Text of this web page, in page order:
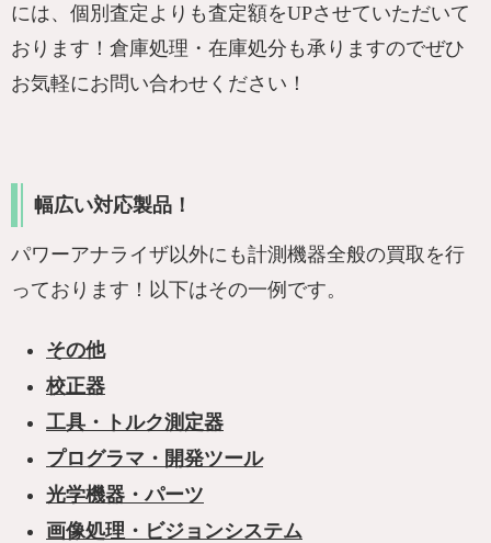
には、個別査定よりも査定額をUPさせていただいて
おります！倉庫処理・在庫処分も承りますのでぜひ
お気軽にお問い合わせください！
幅広い対応製品！
パワーアナライザ以外にも計測機器全般の買取を行
っております！以下はその一例です。
その他
校正器
工具・トルク測定器
プログラマ・開発ツール
光学機器・パーツ
画像処理・ビジョンシステム